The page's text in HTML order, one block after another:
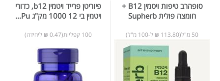
סופהרב טיפות ויטמין B12 +
חומצה פולית Supherb
50 מ"ל(113.80 ₪ ל-100 מ"ל)
פיוריטן פרייד ויטמין b12, כדורי
ויטמין בי 12 1000 מק"ג Pu...
100 קפליות(0.47 ₪ ליחידה)